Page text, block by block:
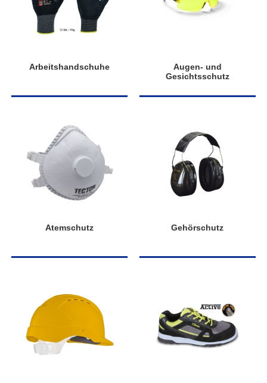
Arbeitshandschuhe
Augen- und
Gesichtsschutz
Atemschutz Gehörschutz